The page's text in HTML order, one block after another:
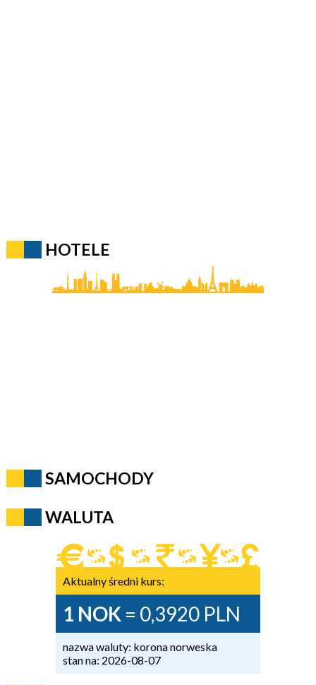
HOTELE
SAMOCHODY
WALUTA
Aktualny średni kurs:
1 NOK= 0,3920 PLN
nazwa waluty: korona norweska
stan na: 2026-08-07